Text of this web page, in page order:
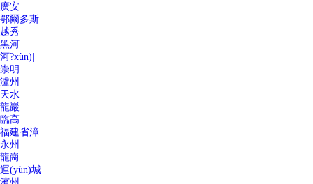
廣安
鄂爾多斯
越秀
黑河
河?xùn)|
崇明
瀘州
天水
龍巖
臨高
福建省漳
永州
龍崗
運(yùn)城